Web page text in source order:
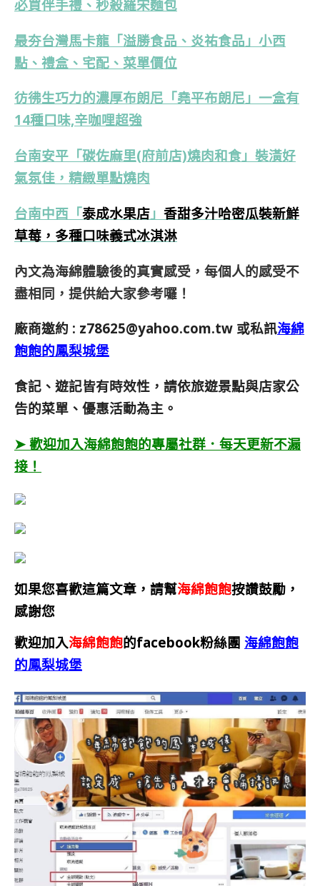
必買伴手禮、秒殺羅宋麵包
最夯台灣馬卡龍「溢勝食品、炎祐食品」小西
點、禮盒、宅配、菜單價位
彷彿生巧力的濃厚布朗尼「堯平布朗尼」一盒有
14種口味,辛咖哩超強
台南安平「碳佐麻里(府前店)燒肉和食」裝潢好
氣氛佳，精緻單點燒肉
台南中西 「泰成水果店 」 香甜多汁哈密瓜裝新鮮
草莓，多種口味義式冰淇淋
內文為海綿體驗後的真實感受，每個人的感受不
盡相同，提供給大家參考囉！
廠商邀約 : z78625@yahoo.com.tw 或私訊海綿
飽飽的鳳梨城堡
食記、遊記皆有時效性，請依旅遊景點與店家公
告的菜單、優惠活動為主。
➤ 歡迎加入海綿飽飽的專屬社群．每天更新不漏
接！
如果您喜歡這篇文章，請幫海綿飽飽按讚鼓勵，
感謝您
歡迎加入海綿飽飽的facebook粉絲團 海綿飽飽
的鳳梨城堡